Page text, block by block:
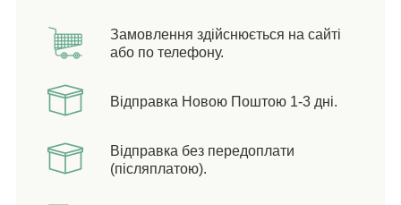
Замовлення здійснюється на сайті
або по телефону.
Відправка Новою Поштою 1-3 дні.
Відправка без передоплати
(післяплатою).